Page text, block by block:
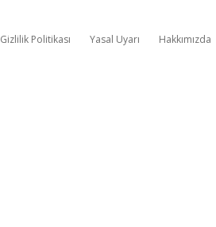
Gizlilik Politikası Yasal Uyarı Hakkımızda